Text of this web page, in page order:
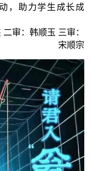
，助力学生成长成
审：韩顺玉 三审：
宋顺宗